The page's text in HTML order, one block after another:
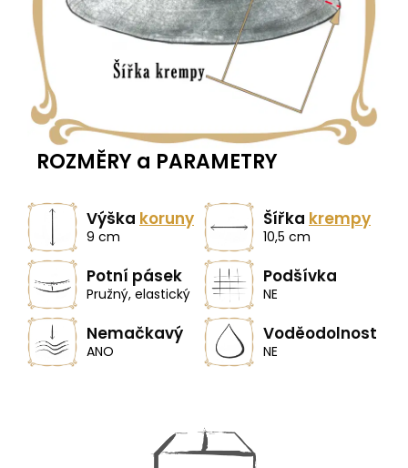
ROZMĚRY a PARAMETRY
Výška koruny
9 cm
Šířka krempy
10,5 cm
Potní pásek
Pružný, elastický
Podšívka
NE
Nemačkavý
ANO
Voděodolnost
NE